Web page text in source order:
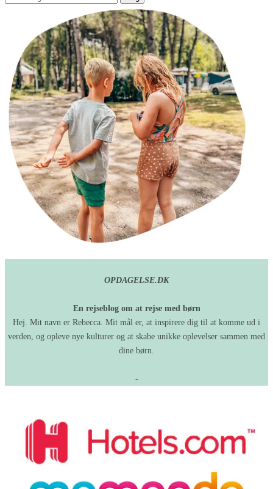
OPDAGELSE.DK
En rejseblog om at rejse med børn
Hej. Mit navn er Rebecca. Mit mål er, at inspirere dig til at komme ud i
verden, og opleve nye kulturer og at skabe unikke oplevelser sammen med
dine børn.
-